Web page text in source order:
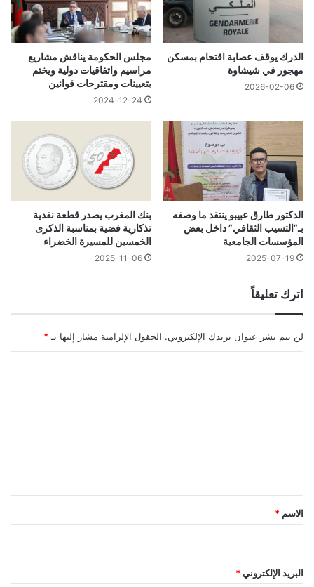
الدرك يوقف عصابة اقتحام بمسكن
مهجور في شيشاوة
2026-02-06
مجلس الحكومة يناقش مشاريع
مراسيم واتفاقيات دولية ويختم
بتعيينات ومقترحات قوانين
2024-12-24
الدكتور طارق عبيبو ينتقد ما وصفه
بـ”التسيب الثقافي” داخل بعض
المؤسسات الجامعية
2025-07-19
بنك المغرب يصدر قطعة نقدية
تذكارية فضية بمناسبة الذكرى
الخمسين للمسيرة الخضراء
2025-11-06
اترك تعليقاً
لن يتم نشر عنوان بريدك الإلكتروني. الحقول الإلزامية مشار إليها بـ *
*
الاسم *
البريد الإلكتروني *